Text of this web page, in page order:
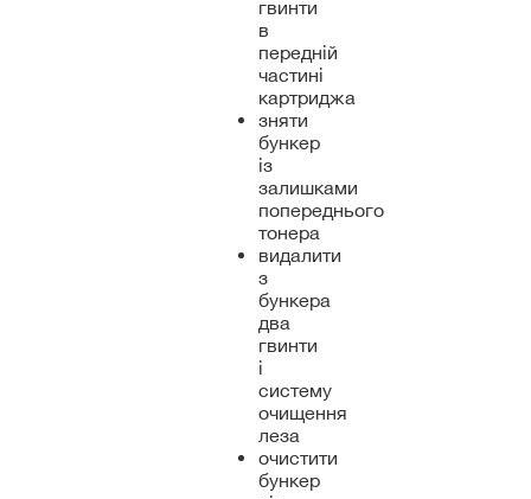
гвинти
в
передній
частині
картриджа
зняти
бункер
із
залишками
попереднього
тонера
видалити
з
бункера
два
гвинти
і
систему
очищення
леза
очистити
бункер